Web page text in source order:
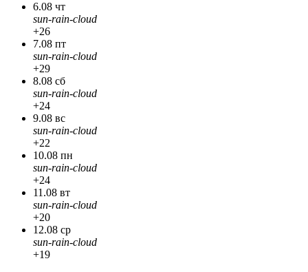
6.08 чт
sun-rain-cloud
+26
7.08 пт
sun-rain-cloud
+29
8.08 сб
sun-rain-cloud
+24
9.08 вс
sun-rain-cloud
+22
10.08 пн
sun-rain-cloud
+24
11.08 вт
sun-rain-cloud
+20
12.08 ср
sun-rain-cloud
+19